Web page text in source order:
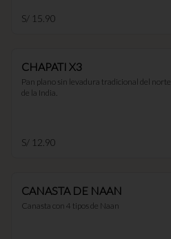
S/ 15.90
CHAPATI X3
Pan plano sin levadura tradicional del norte
de la India.
S/ 12.90
CANASTA DE NAAN
Canasta con 4 tipos de Naan